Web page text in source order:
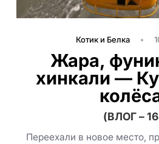
Котик и Белка
Жара,
хинкали —
(ВЛОГ –
Переехали в новое место,